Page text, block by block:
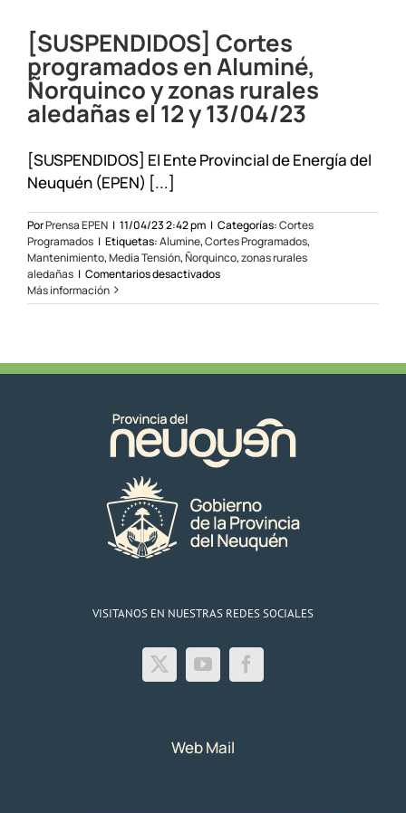
[SUSPENDIDOS] Cortes
programados en Aluminé,
Ñorquinco y zonas rurales
aledañas el 12 y 13/04/23
[SUSPENDIDOS] El Ente Provincial de Energía del
Neuquén (EPEN) [...]
PorPrensa EPEN | 11/04/23 2:42 pm | Categorías:Cortes
Programados | Etiquetas:Alumine,Cortes Programados,
Mantenimiento,Media Tensión,Ñorquinco,zonas rurales
aledañas | Comentarios desactivadosen
Cortes
Ñorquinco
aledañas
el
12
13/04/23
Más información
VISITANOS EN NUESTRAS REDES SOCIALES
Web Mail